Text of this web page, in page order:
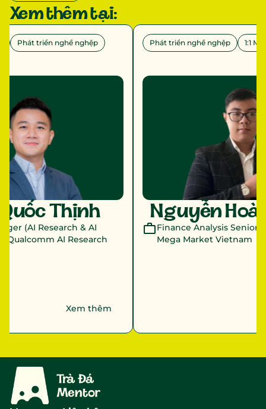
Xem thêm tại:
Phát triển nghề nghệp
Thịnh
(AI Research & AI
Qualcomm AI Research
Xem thêm
Phát triển nghề nghệp 1:1
Nguyễn
Finance Analysis Senior
Mega Market Vietnam